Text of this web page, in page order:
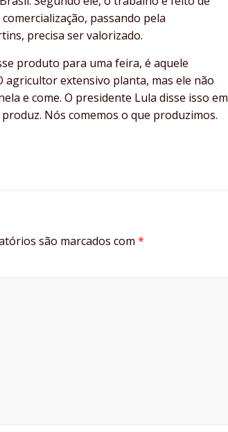
passando pela
precisa ser valorizado.
produto para uma feira, é aquele
extensivo planta, mas ele não
e come. O presidente Lula disse isso em
Nós comemos o que produzimos.
são marcados com *